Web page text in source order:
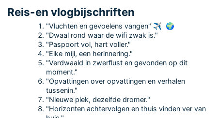
Reis-en vlogbijschriften
"Vluchten en gevoelens vangen" ✈ ️ 🌍
"Dwaal rond waar de wifi zwak is."
"Paspoort vol, hart voller."
"Elke mijl, een herinnering."
"Verdwaald in zwerflust en gevonden op dit
moment."
"Opvattingen over opvattingen en verhalen
tussenin."
"Nieuwe plek, dezelfde dromer."
"Horizonten achtervolgen en thuis vinden ver van